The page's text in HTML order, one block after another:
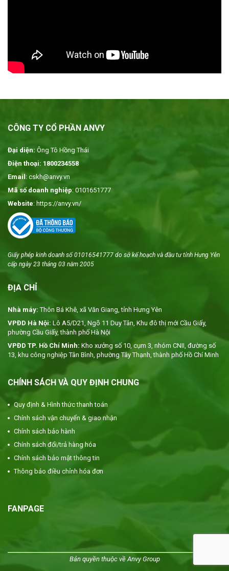
CÔNG TY CỔ PHẦN ANVY
Đại diện: Ông Tô Hồng Thái
Điện thoại: 1800234558
Email : cskh@anvy.vn
Mã số doanh nghiệp: 0101651777
Website: https://anvy.vn/
Giấy phép kinh doanh số 01016541777 do sở kế hoạch và đầu tư tỉnh Hưng Yên
cấp ngày 23 tháng 03 năm 2005
ĐỊA CHỈ
Nhà máy: Thôn Bá Khê, xã Văn Giang, tỉnh Hưng Yên
VPĐD Hà Nội: Lô A5/D21, Ngõ 11 Duy Tân, Khu đô thị mới Cầu Giấy,
phường Cầu Giấy, thành phố Hà Nội
VPĐD TP. Hồ Chí Minh: Kho xưởng số 10, cụm 3, nhóm CNII, đường số
13, khu công nghiệp Tân Bình, phường Tây Thạnh, thành phố Hồ Chí Minh
CHÍNH SÁCH VÀ QUY ĐỊNH CHUNG
Quy định & Hình thức thanh toán
Chính sách vận chuyển & giao nhận
Chính sách bảo hành
Chính sách đổi/trả hàng hóa
Chính sách bảo mật thông tin
Thông báo điều chỉnh hóa đơn
FANPAGE
Bản quyền thuộc về Anvy Group